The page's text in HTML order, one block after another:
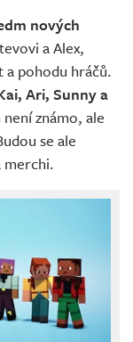
nových
a Alex,
pohodu hráčů.
Ari, Sunny a
známo, ale
se ale
merchi.